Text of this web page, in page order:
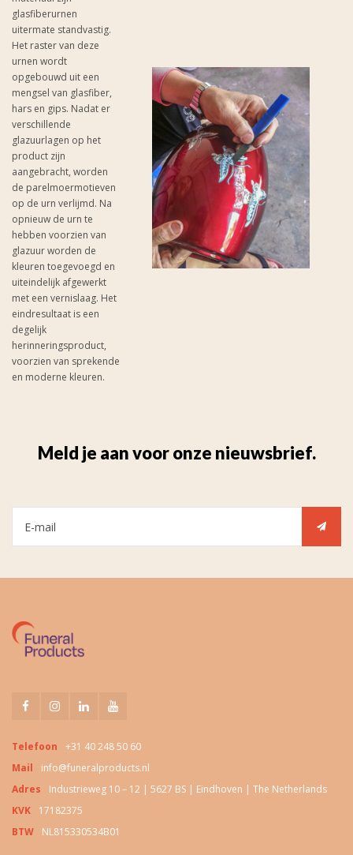
glasfiberurnen
uitermate standvastig.
Het raster van deze
urnen wordt
opgebouwd uit een
mengsel van glasfiber,
hars en gips. Nadat er
verschillende
glazuurlagen op het
product zijn
aangebracht, worden
de parelmoermotieven
op de urn verlijmd. Na
opnieuw de urn te
hebben voorzien van
glazuur worden de
kleuren toegevoegd en
uiteindelijk afgewerkt
met een vernislaag. Het
eindresultaat is een
degelijk
herinneringsproduct,
voorzien van sprekende
en moderne kleuren.
Meld je aan voor onze nieuwsbrief.
Telefoon
+31 40 248 50 60
Mail
info@funeralproducts.nl
Adres
Industrieweg 10 – 12 | 5627 BS | Eindhoven | The Netherlands
KVK
17182375
BTW
NL815330534B01